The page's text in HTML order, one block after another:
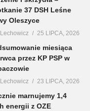
37 DSH Leśne
Oleszyce
25 LIPCA, 2026
miesiąca
przez KP PSP w
23 LIPCA, 2026
marnujemy 1,4
energii z OZE